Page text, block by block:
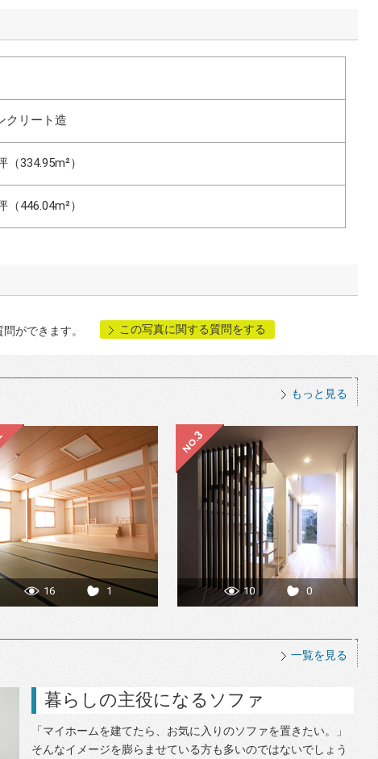
クリート造
（334.95m²）
（446.04m²）
ができます。 この写真に関する質問をする
もっと見る
16 1 10 0
一覧を見る
暮らしの主役になるソファ
「マイホームを建てたら、お気に入りのソファを置きたい。」
そんなイメージを膨らませている方も多いのではないでしょう